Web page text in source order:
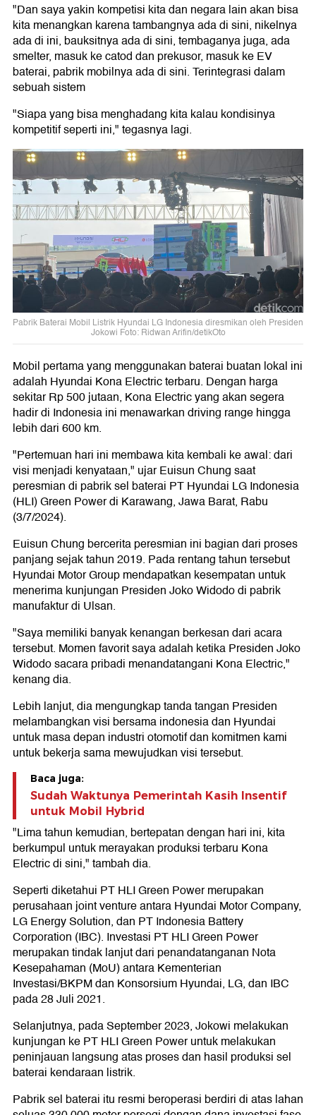
"Dan saya yakin kompetisi kita dan negara lain akan bisa
kita menangkan karena tambangnya ada di sini, nikelnya
ada di ini, bauksitnya ada di sini, tembaganya juga, ada
smelter, masuk ke catod dan prekusor, masuk ke EV
baterai, pabrik mobilnya ada di sini. Terintegrasi dalam
sebuah sistem
"Siapa yang bisa menghadang kita kalau kondisinya
kompetitif seperti ini," tegasnya lagi.
Pabrik Baterai Mobil Listrik Hyundai LG Indonesia diresmikan oleh Presiden
Jokowi Foto: Ridwan Arifin/detikOto
Mobil pertama yang menggunakan baterai buatan lokal ini
adalah Hyundai Kona Electric terbaru. Dengan harga
sekitar Rp 500 jutaan, Kona Electric yang akan segera
hadir di Indonesia ini menawarkan driving range hingga
lebih dari 600 km.
"Pertemuan hari ini membawa kita kembali ke awal: dari
visi menjadi kenyataan," ujar Euisun Chung saat
peresmian di pabrik sel baterai PT Hyundai LG Indonesia
(HLI) Green Power di Karawang, Jawa Barat, Rabu
(3/7/2024).
Euisun Chung bercerita peresmian ini bagian dari proses
panjang sejak tahun 2019. Pada rentang tahun tersebut
Hyundai Motor Group mendapatkan kesempatan untuk
menerima kunjungan Presiden Joko Widodo di pabrik
manufaktur di Ulsan.
"Saya memiliki banyak kenangan berkesan dari acara
tersebut. Momen favorit saya adalah ketika Presiden Joko
Widodo sacara pribadi menandatangani Kona Electric,"
kenang dia.
Lebih lanjut, dia mengungkap tanda tangan Presiden
melambangkan visi bersama indonesia dan Hyundai
untuk masa depan industri otomotif dan komitmen kami
untuk bekerja sama mewujudkan visi tersebut.
Baca juga:
Sudah Waktunya Pemerintah Kasih Insentif
untuk Mobil Hybrid
"Lima tahun kemudian, bertepatan dengan hari ini, kita
berkumpul untuk merayakan produksi terbaru Kona
Electric di sini," tambah dia.
Seperti diketahui PT HLI Green Power merupakan
perusahaan joint venture antara Hyundai Motor Company,
LG Energy Solution, dan PT Indonesia Battery
Corporation (IBC). Investasi PT HLI Green Power
merupakan tindak lanjut dari penandatanganan Nota
Kesepahaman (MoU) antara Kementerian
Investasi/BKPM dan Konsorsium Hyundai, LG, dan IBC
pada 28 Juli 2021.
Selanjutnya, pada September 2023, Jokowi melakukan
kunjungan ke PT HLI Green Power untuk melakukan
peninjauan langsung atas proses dan hasil produksi sel
baterai kendaraan listrik.
Pabrik sel baterai itu resmi beroperasi berdiri di atas lahan